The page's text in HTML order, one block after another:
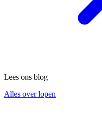
Lees ons blog
Alles over lopen